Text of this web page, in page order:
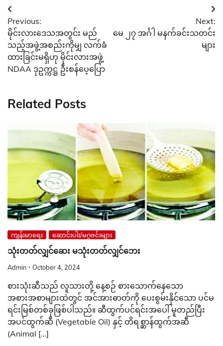
Post
navigation
Previous:
မိုင်းလားဒေသအတွင်း မည်
သည့်အဖွဲ့အစည်းကိုမျှ လက်ခံ
ထားခြင်းမရှိဟု မိုင်းလားအဖွဲ့
NDAA ဒုဥက္ကဋ္ဌ ဦးစန်ပေ့ပြော
Next:
မေ ၂၇ အင်္ဂါ မနက်ခင်းသတင်း
များ
Related Posts
ကျန်းမာရေး ဆောင်းပါး/မဂ္ဂဇင်းများ
သုံးတတ်လျှင်ဆေး မသုံးတတ်လျှင်ဘေး
Admin October 4, 2024
စားသုံးဆီသည် လူသားတို့ နေ့စဉ် စားသောက်နေသော
အစားအစာများထဲတွင် အင်အားဓာတ်ကို ပေးစွမ်းနိုင်သော ပင်မ
ရင်းမြစ်တစ်ခုဖြစ်ပါသည်။ ဆီထွက်ပင်ရင်းအပေါ် မူတည်ပြီး
အပင်ထွက်ဆီ (Vegetable Oil) နှင့် တိရစ္ဆာန်ထွက်အဆီ
(Animal […]